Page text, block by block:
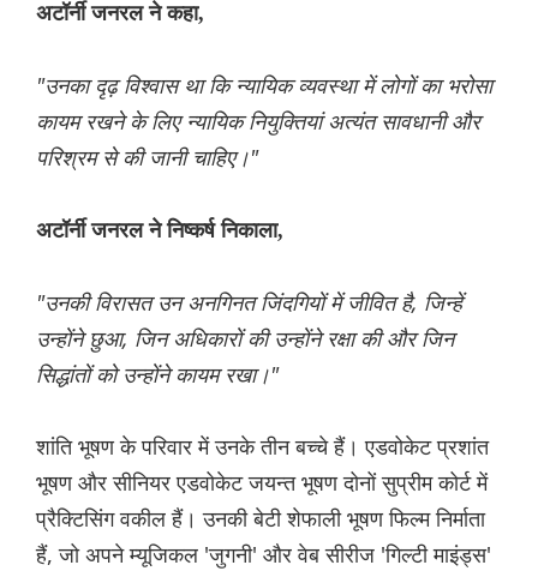
अटॉर्नी जनरल ने कहा,
"उनका दृढ़ विश्वास था कि न्यायिक व्यवस्था में लोगों का भरोसा
कायम रखने के लिए न्यायिक नियुक्तियां अत्यंत सावधानी और
परिश्रम से की जानी चाहिए।"
अटॉर्नी जनरल ने निष्कर्ष निकाला,
"उनकी विरासत उन अनगिनत जिंदगियों में जीवित है, जिन्हें
उन्होंने छुआ, जिन अधिकारों की उन्होंने रक्षा की और जिन
सिद्धांतों को उन्होंने कायम रखा।"
शांति भूषण के परिवार में उनके तीन बच्चे हैं। एडवोकेट प्रशांत
भूषण और सीनियर एडवोकेट जयन्त भूषण दोनों सुप्रीम कोर्ट में
प्रैक्टिसिंग वकील हैं। उनकी बेटी शेफाली भूषण फिल्म निर्माता
हैं, जो अपने म्यूजिकल 'जुगनी' और वेब सीरीज 'गिल्टी माइंड्स'